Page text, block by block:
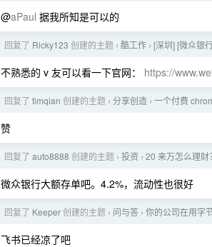
@aPaul 据我所知是可以的
回复了 Ricky123 创建的主题 › 酷工作 › [深圳] [微众银
不熟悉的 v 友可以看一下官网： https://
回复了 timqian 创建的主题 › 分享创造 › 一个付费
赞
回复了 auto8888 创建的主题 › 投资 › 20 来万怎么理财
微众银行大额存单吧。4.2%，流动性也很好
回复了 Keeper创建的主题 › 问与答 › 你的公司在用字
飞书已经凉了吧